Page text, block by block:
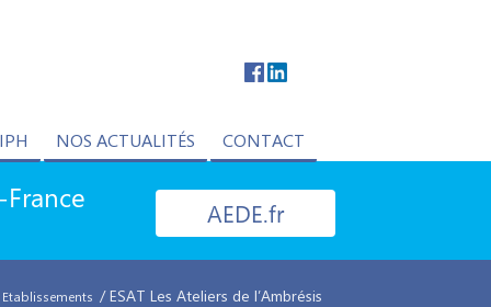
NOS ACTUALITÉS CONTACT
AEDE.fr
/ ESAT Les Ateliers de l’Ambrésis